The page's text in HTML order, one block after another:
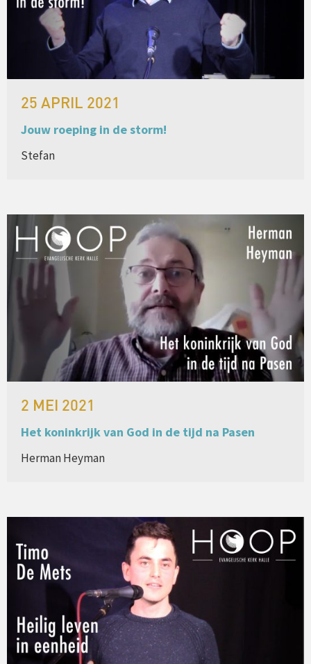
25 APRIL 2021
Jouw roeping in de storm!
Stefan
2 MEI 2021
Het koninkrijk van God in de tijd na Pasen
Herman Heyman